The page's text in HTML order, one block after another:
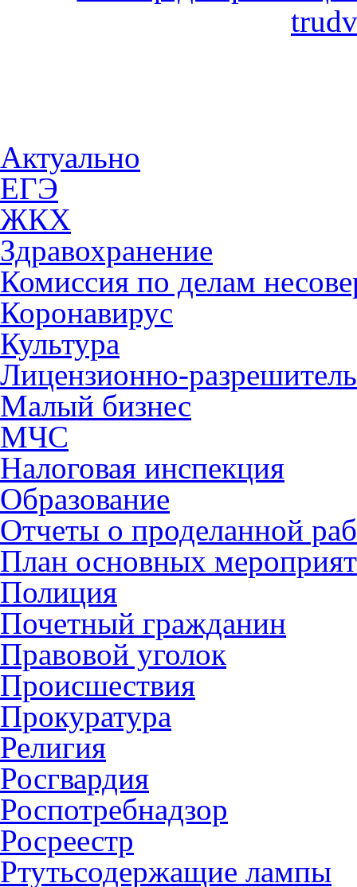
Актуально
ЕГЭ
ЖКХ
Здравохранение
Комиссия по делам
Коронавирус
Культура
Лицензионно-
Малый бизнес
МЧС
Налоговая инспекция
Образование
Отчеты о проделанной
План основных
Полиция
Почетный гражданин
Правовой уголок
Происшествия
Прокуратура
Религия
Росгвардия
Роспотребнадзор
Росреестр
Ртутьсодержащие лампы